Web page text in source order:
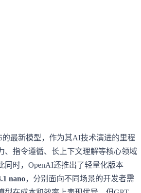
的最新模型，作为其AI技术演进的里程
、指令遵循、长上下文理解等核心领域
同时，OpenAI还推出了轻量化版本
nano，分别面向不同场景的开发者需